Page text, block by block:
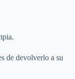
de devolverlo a su